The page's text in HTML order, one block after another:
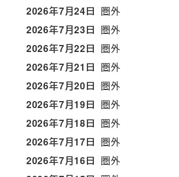
2026年7月24日 圏外
2026年7月23日 圏外
2026年7月22日 圏外
2026年7月21日 圏外
2026年7月20日 圏外
2026年7月19日 圏外
2026年7月18日 圏外
2026年7月17日 圏外
2026年7月16日 圏外